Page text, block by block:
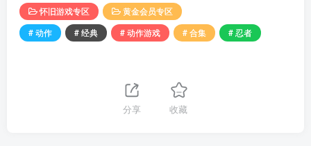
怀旧游戏专区
黄金会员专区
# 动作
# 经典 # 动作游戏 # 合集 # 忍者
分享 收藏